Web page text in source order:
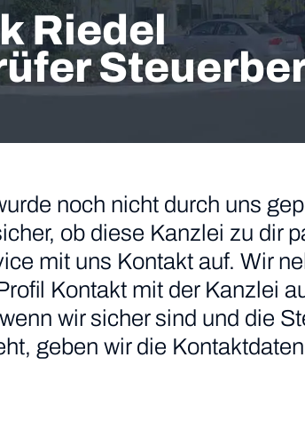
Riedel
noch nicht durch uns
ob diese Kanzlei zu dir
mit uns Kontakt auf. Wir
Kontakt mit der Kanzlei
wir sicher sind und die
geben wir die